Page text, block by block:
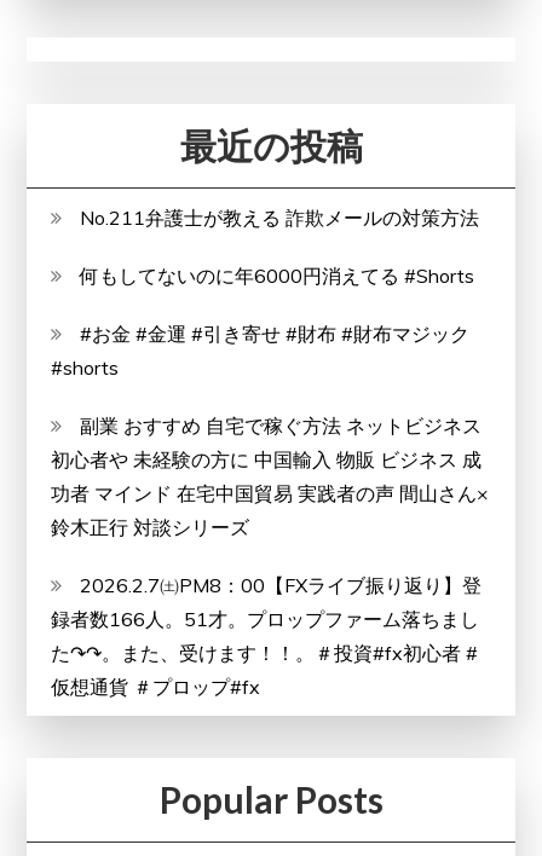
メ
ッ
は
の？
【徹
底
最近の投稿
No.211弁護士が教える 詐欺メールの対策方法
何もしてないのに年6000円消えてる #Shorts
#お金 #金運 #引き寄せ #財布 #財布マジック
#shorts
副業 おすすめ 自宅で稼ぐ方法 ネットビジネス
初心者や 未経験の方に 中国輸入 物販 ビジネス 成
功者 マインド 在宅中国貿易 実践者の声 間山さん×
鈴木正行 対談シリーズ
2026.2.7㈯PM8：00【FXライブ振り返り】登
録者数166人。51才。プロップファーム落ちまし
た↷↷。また、受けます！！。＃投資#fx初心者 #
仮想通貨 ＃プロップ#fx
Popular Posts